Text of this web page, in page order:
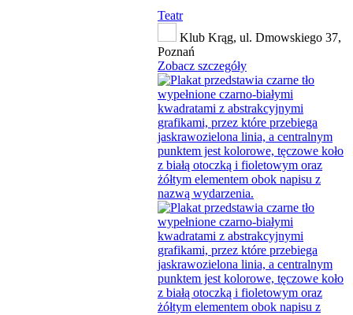
Teatr
Klub Krąg, ul. Dmowskiego 37,
Poznań
Zobacz szczegóły